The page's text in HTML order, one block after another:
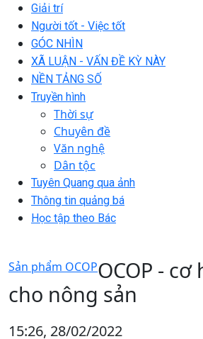
Giải trí
Người tốt - Việc tốt
GÓC NHÌN
XÃ LUẬN - VẤN ĐỀ KỲ NÀY
NỀN TẢNG SỐ
Truyền hình
Thời sự
Chuyên đề
Văn nghệ
Dân tộc
Tuyên Quang qua ảnh
Thông tin quảng bá
Học tập theo Bác
Sản phẩm OCOPOCOP - cơ
cho nông sản
15:26, 28/02/2022